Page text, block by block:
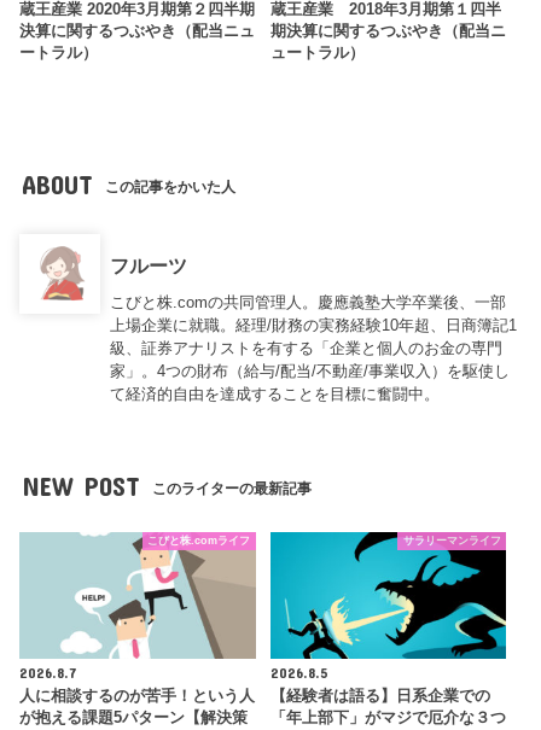
蔵王産業 2020年3月期第２四半期
決算に関するつぶやき（配当ニュ
ートラル）
蔵王産業 2018年3月期第１四半
期決算に関するつぶやき（配当ニ
ュートラル）
ABOUT この記事をかいた人
フルーツ
こびと株.comの共同管理人。慶應義塾大学卒業後、一部
上場企業に就職。経理/財務の実務経験10年超、日商簿記1
級、証券アナリストを有する「企業と個人のお金の専門
家」。4つの財布（給与/配当/不動産/事業収入）を駆使し
て経済的自由を達成することを目標に奮闘中。
NEW POST このライターの最新記事
こびと株.comライフ
2026.8.7
人に相談するのが苦手！という人
が抱える課題5パターン【解決策
サラリーマンライフ
2026.8.5
【経験者は語る】日系企業での
「年上部下」がマジで厄介な３つ